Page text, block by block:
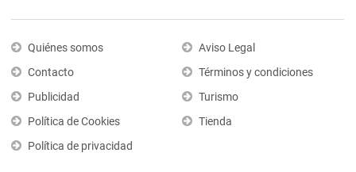
Quiénes somos
Contacto
Publicidad
Política de Cookies
Política de privacidad
Aviso Legal
Términos y condiciones
Turismo
Tienda